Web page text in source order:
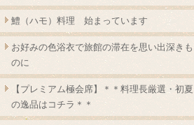
鱧（ハモ）料理 始まっています
お好みの色浴衣で旅館の滞在を思い出深きも
のに
【プレミアム極会席】＊＊料理長厳選・初夏
の逸品はコチラ＊＊